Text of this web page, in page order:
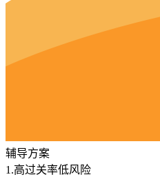
辅导方案
1.高过关率低风险